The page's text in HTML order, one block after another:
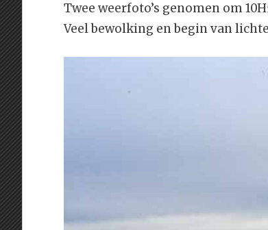
Twee weerfoto’s genomen om
Veel bewolking en begin van lichte